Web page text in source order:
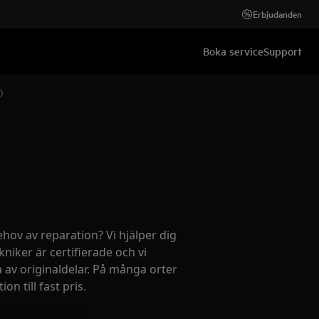
Erbjudanden
Boka serviceSupport
av reparation? Vi hjälper dig
är certifierade och vi
av originaldelar. På många orter
till fast pris.